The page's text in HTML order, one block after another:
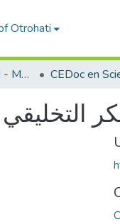
Otrohati
Université Cadi Ayyad - Marrakech